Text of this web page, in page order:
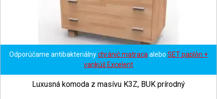
Odporúčame antibakteriálnychránič matraca alebo SET paplón +
vankúš Excelent
Luxusná komoda z masívu K3Z, BUK prírodný